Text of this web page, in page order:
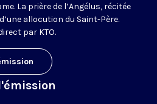
La prière de l’Angélus, récitée
allocution du Saint-Père.
par KTO.